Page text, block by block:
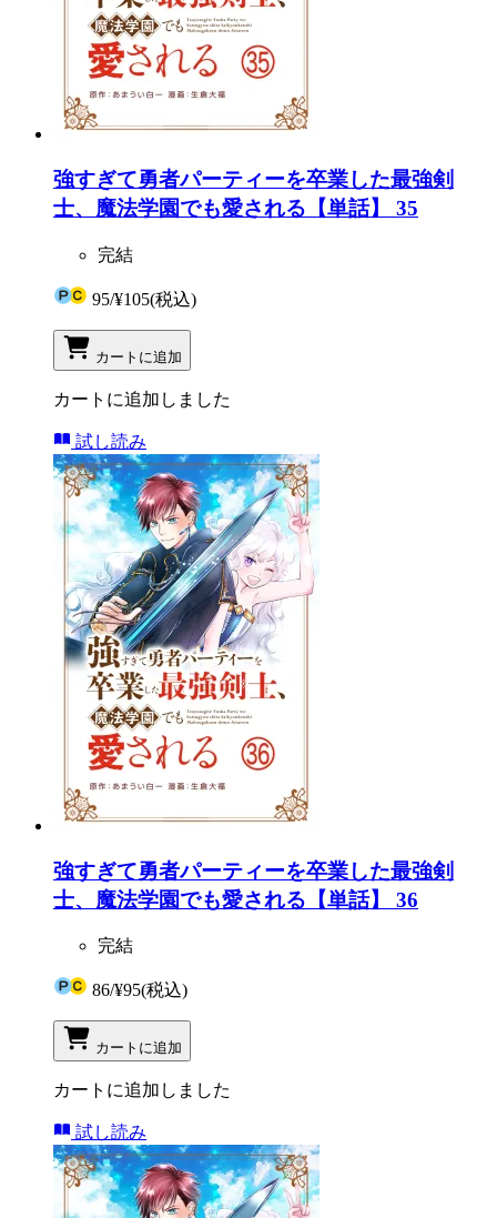
強すぎて勇者パーティーを卒業した最強剣
士、魔法学園でも愛される【単話】 35
完結
95/¥105(税込)
カートに追加
カートに追加しました
試し読み
強すぎて勇者パーティーを卒業した最強剣
士、魔法学園でも愛される【単話】 36
完結
86/¥95(税込)
カートに追加
カートに追加しました
試し読み